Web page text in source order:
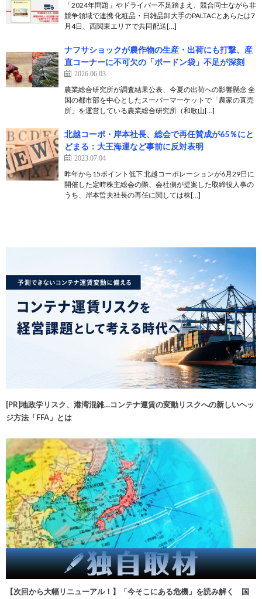
「2024年問題」やドライバー不足踏まえ、競合同士ながら非
競争領域で連携 化粧品・日雑品卸大手のPALTACとあらたは7
月4日、西関東エリアで共同配送[…]
ナフサショックが農作物の⽣産・出荷にも打撃、産
直コーナーに不可欠の「ボードン袋」不⾜が深刻
2026.06.03
農業総合研究所が調査結果公表、今夏の出荷への影響懸念 全
国の都市部を中⼼としたスーパーマーケットで「農家の直売
所」を運営している農業総合研究所（和歌⼭[…]
北越コーポ・岸本社長、総会で再任賛成が65％にと
どまる：大王海運など事前に反対表明
2023.07.04
昨年から15ポイント低下 北越コーポレーションが6月29日に
開催した定時株主総会の際、会社側が提案した取締役人事の
うち、岸本晢夫社長の再任に関しては株[…]
[PR]地政学リスク、港湾混雑…コンテナ運賃の変動リスクへの新しいヘッ
ジ方法「FFA」とは
【次回から大幅リニューアル！】「今そこにある危機」を読み解く 国